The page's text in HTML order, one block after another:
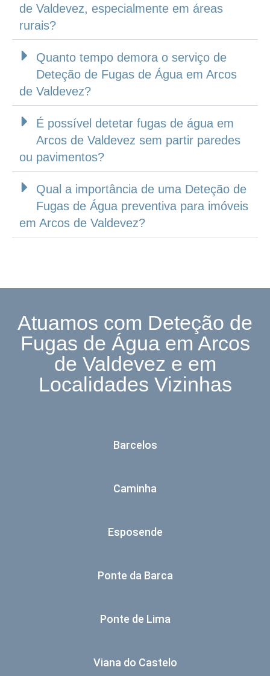
de Valdevez, especialmente em áreas
rurais?
Quanto tempo demora o serviço de
Deteção de Fugas de Água em Arcos
de Valdevez?
É possível detetar fugas de água em
Arcos de Valdevez sem partir paredes
ou pavimentos?
Qual a importância de uma Deteção de
Fugas de Água preventiva para imóveis
em Arcos de Valdevez?
Atuamos com Deteção de
Fugas de Água em Arcos
de Valdevez e em
Localidades Vizinhas
Barcelos
Caminha
Esposende
Ponte da Barca
Ponte de Lima
Viana do Castelo